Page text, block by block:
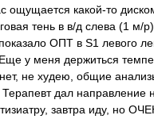
ощущается какой-то
тень в в/д слева (1 м/
ОПТ в S1 левого
у меня держиться
не худею, общие
дал направление
завтра иду, но